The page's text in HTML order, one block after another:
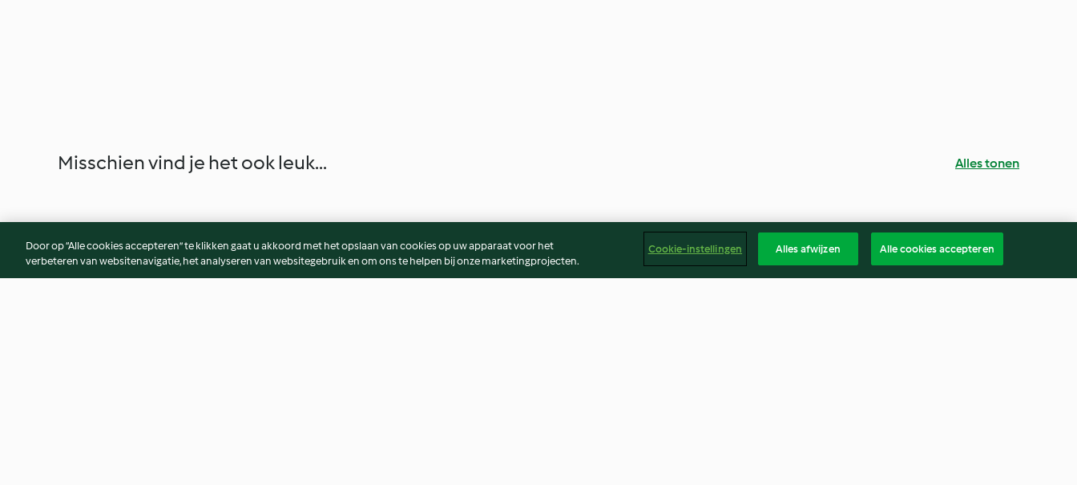
Misschien vind je het ook leuk... Alles tonen
Door op “Alle cookies accepteren” te klikken gaat u akkoord met het opslaan van cookies op uw apparaat voor het
verbeteren van websitenavigatie, het analyseren van websitegebruik en om ons te helpen bij onze marketingprojecten.
Cookie-instellingen Alles afwijzen Alle cookies accepteren